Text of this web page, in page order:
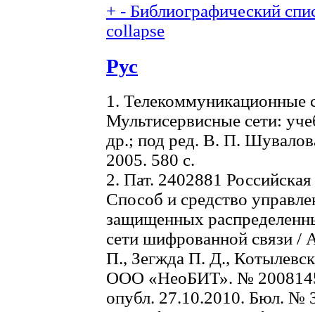
+ - Библиографический
collapse
Рус
1. Телекоммуникационные
Мультисервисные сети:
др.; под ред. В. П.
2005. 580 с.
2. Пат. 2402881
Способ и средство
защищенных
сети шифрованной связи /
П., Зегжда П. Д.,
ООО «НеоБИТ». №
опубл. 27.10.2010. Бюл. №